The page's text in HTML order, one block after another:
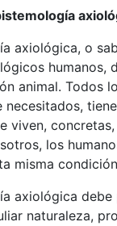
axiológica, o
humanos,
animal. Todos
necesitados,
viven,
los
misma
axiológica
naturaleza,